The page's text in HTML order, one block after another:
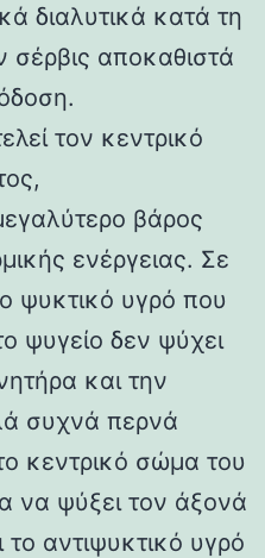
διαλυτικά κατά τη
σέρβις αποκαθιστά
τον κεντρικό
βάρος
ενέργειας. Σε
ψυκτικό υγρό που
ψυγείο δεν ψύχει
και την
συχνά περνά
κεντρικό σώμα του
να ψύξει τον άξονά
το αντιψυκτικό υγρό